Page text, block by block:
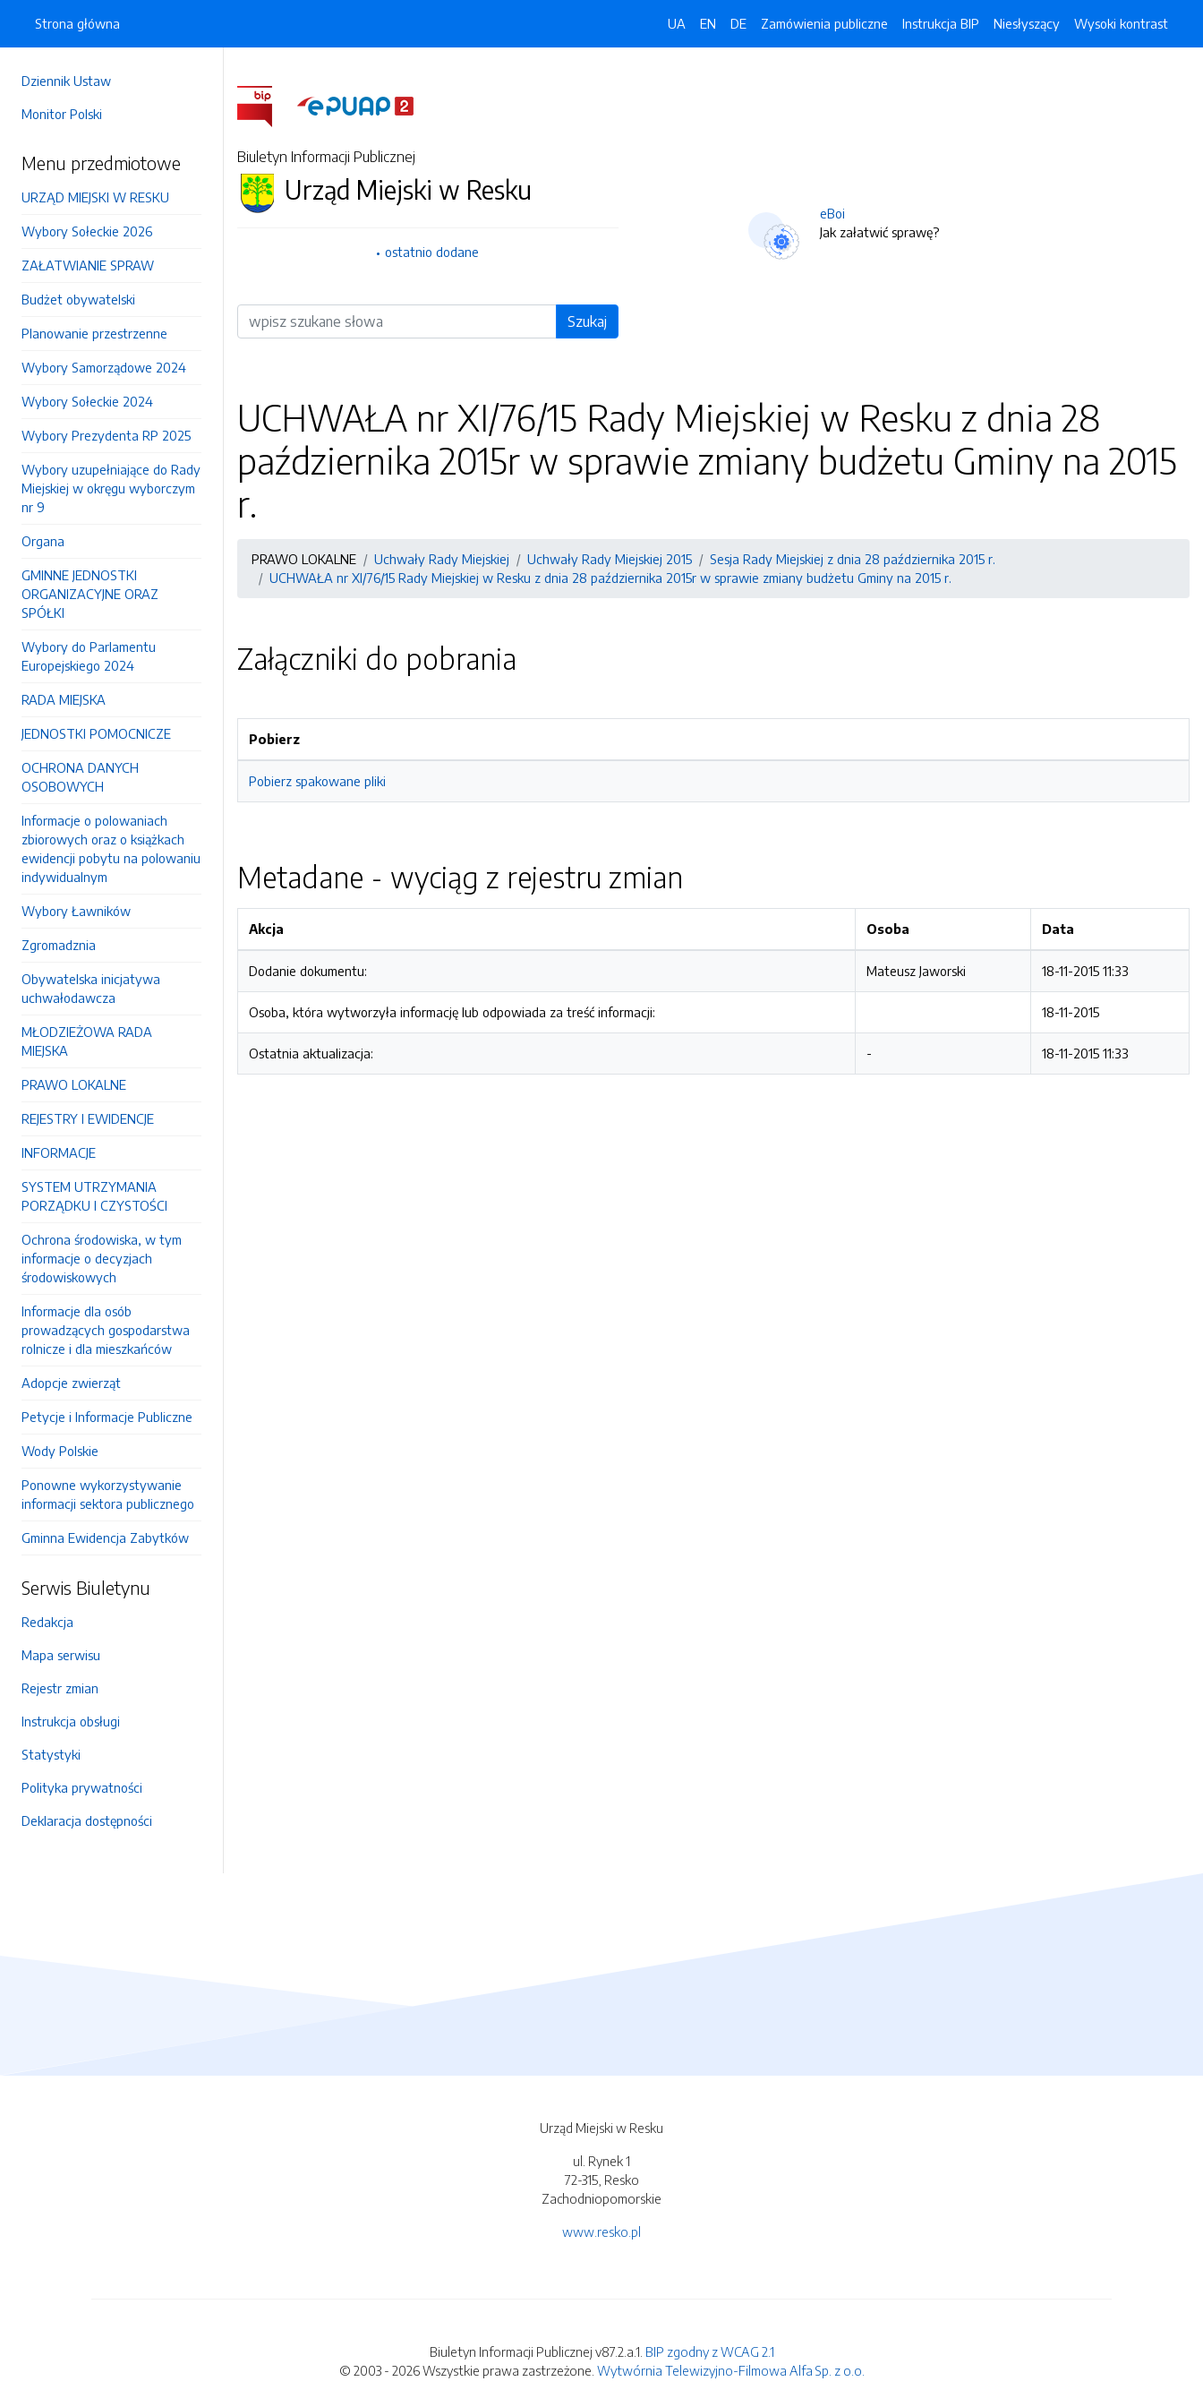
Dziennik Ustaw
Monitor Polski
Menu przedmiotowe
URZĄD MIEJSKI W RESKU
Wybory Sołeckie 2026
ZAŁATWIANIE SPRAW
Budżet obywatelski
Planowanie przestrzenne
Wybory Samorządowe 2024
Wybory Sołeckie 2024
Wybory Prezydenta RP 2025
Wybory uzupełniające do Rady
Miejskiej w okręgu wyborczym
nr 9
Organa
GMINNE JEDNOSTKI
ORGANIZACYJNE ORAZ
SPÓŁKI
Wybory do Parlamentu
Europejskiego 2024
RADA MIEJSKA
JEDNOSTKI POMOCNICZE
OCHRONA DANYCH
OSOBOWYCH
Informacje o polowaniach
zbiorowych oraz o książkach
ewidencji pobytu na polowaniu
indywidualnym
Wybory Ławników
Zgromadznia
Obywatelska inicjatywa
uchwałodawcza
MŁODZIEŻOWA RADA
MIEJSKA
PRAWO LOKALNE
REJESTRY I EWIDENCJE
INFORMACJE
SYSTEM UTRZYMANIA
PORZĄDKU I CZYSTOŚCI
Ochrona środowiska, w tym
informacje o decyzjach
środowiskowych
Informacje dla osób
prowadzących gospodarstwa
rolnicze i dla mieszkańców
Adopcje zwierząt
Petycje i Informacje Publiczne
Wody Polskie
Ponowne wykorzystywanie
informacji sektora publicznego
Gminna Ewidencja Zabytków
Serwis Biuletynu
Redakcja
Mapa serwisu
Rejestr zmian
Instrukcja obsługi
Statystyki
Polityka prywatności
Deklaracja dostępności
Strona główna UA EN DE Zamówienia publiczne Instrukcja BIP Niesłyszący Wysoki kontrast
Biuletyn Informacji Publicznej
Urząd Miejski w Resku
ostatnio dodane
Wyszukiwarka Szukaj
eBoi
Jak załatwić sprawę?
UCHWAŁA nr XI/76/15 Rady Miejskiej w Resku z dnia 28
października 2015r w sprawie zmiany budżetu Gminy na 2015
r.
PRAWO LOKALNE Uchwały Rady Miejskiej Uchwały Rady Miejskiej 2015
Sesja Rady Miejskiej z dnia 28 października 2015 r.
UCHWAŁA nr XI/76/15 Rady Miejskiej w Resku z dnia 28 października 2015r w sprawie zmiany budżetu Gminy na 2015 r.
Załączniki do pobrania
Pobierz
Pobierz spakowane pliki
Metadane - wyciąg z rejestru zmian
Akcja Osoba Data
Dodanie dokumentu: Mateusz Jaworski 18-11-2015 11:33
Osoba, która wytworzyła informację lub odpowiada za treść informacji: 18-11-2015
Ostatnia aktualizacja: - 18-11-2015 11:33
Urząd Miejski w Resku
ul. Rynek 1
72-315, Resko
Zachodniopomorskie
www.resko.pl
Biuletyn Informacji Publicznej v87.2.a.1. BIP zgodny z WCAG 2.1
© 2003 - 2026 Wszystkie prawa zastrzeżone. Wytwórnia Telewizyjno-Filmowa Alfa Sp. z o.o.